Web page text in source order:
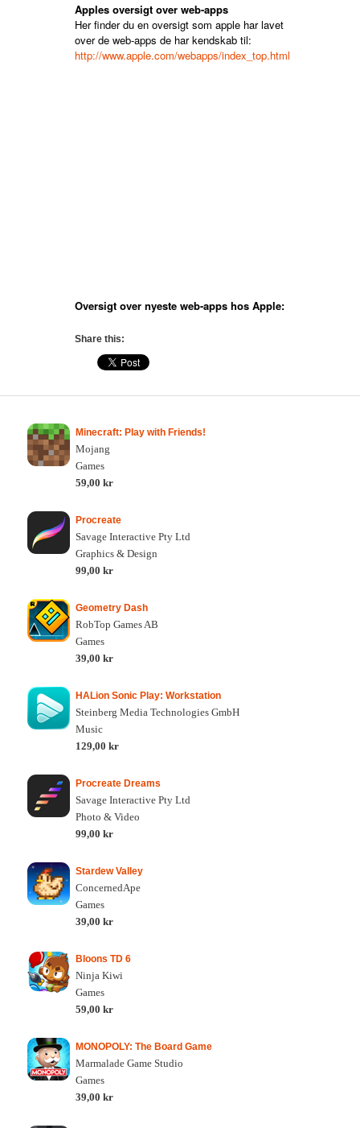
Apples oversigt over web-apps
Her finder du en oversigt som apple har lavet
over de web-apps de har kendskab til:
http://www.apple.com/webapps/index_top.html
Oversigt over nyeste web-apps hos Apple:
Share this:
Minecraft: Play with Friends!
Mojang
Games
59,00 kr
Procreate
Savage Interactive Pty Ltd
Graphics & Design
99,00 kr
Geometry Dash
RobTop Games AB
Games
39,00 kr
HALion Sonic Play: Workstation
Steinberg Media Technologies GmbH
Music
129,00 kr
Procreate Dreams
Savage Interactive Pty Ltd
Photo & Video
99,00 kr
Stardew Valley
ConcernedApe
Games
39,00 kr
Bloons TD 6
Ninja Kiwi
Games
59,00 kr
MONOPOLY: The Board Game
Marmalade Game Studio
Games
39,00 kr